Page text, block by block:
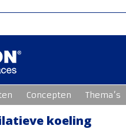
Concepten Thema’s
koeling